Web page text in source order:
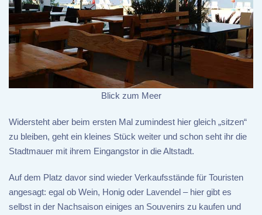
Blick zum Meer
Widersteht aber beim ersten Mal zumindest hier gleich „sitzen“
zu bleiben, geht ein kleines Stück weiter und schon seht ihr die
Stadtmauer mit ihrem Eingangstor in die Altstadt.
Auf dem Platz davor sind wieder Verkaufsstände für Touristen
angesagt: egal ob Wein, Honig oder Lavendel – hier gibt es
selbst in der Nachsaison einiges an Souvenirs zu kaufen und